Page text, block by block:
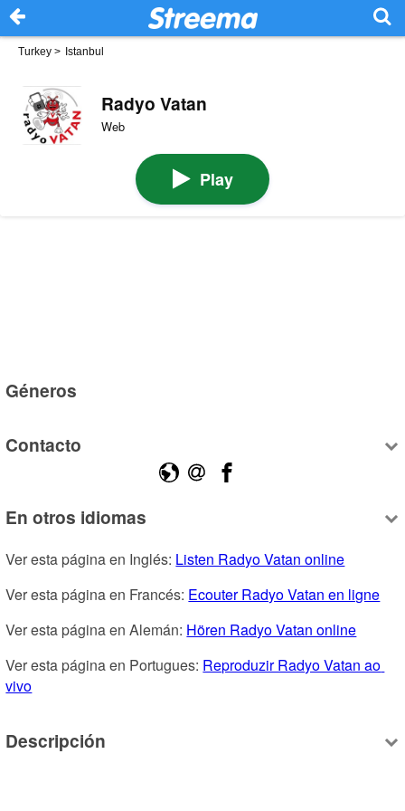
Turkey > Istanbul
Radyo Vatan
Web
Play
Géneros
Contacto
En otros idiomas
Ver esta página en Inglés: Listen Radyo Vatan online
Ver esta página en Francés: Ecouter Radyo Vatan en ligne
Ver esta página en Alemán: Hören Radyo Vatan online
Ver esta página en Portugues: Reproduzir Radyo Vatan ao
vivo
Descripción